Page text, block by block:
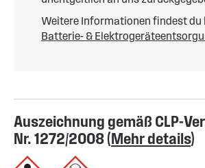
Weitere Informationen findest du
Batterie- &
Auszeichnung gemäß CLP-
Nr. 1272/2008 (Mehr details)